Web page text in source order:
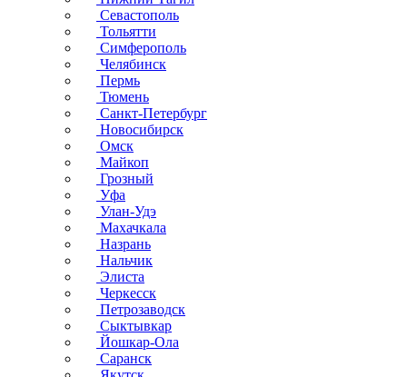
Севастополь
Тольятти
Симферополь
Челябинск
Пермь
Тюмень
Санкт-Петербург
Новосибирск
Омск
Майкоп
Грозный
Уфа
Улан-Удэ
Махачкала
Назрань
Нальчик
Элиста
Черкесск
Петрозаводск
Сыктывкар
Йошкар-Ола
Саранск